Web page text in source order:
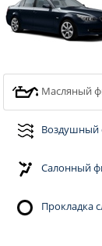
Масляный
Воздушный
Салонный
Прокладка